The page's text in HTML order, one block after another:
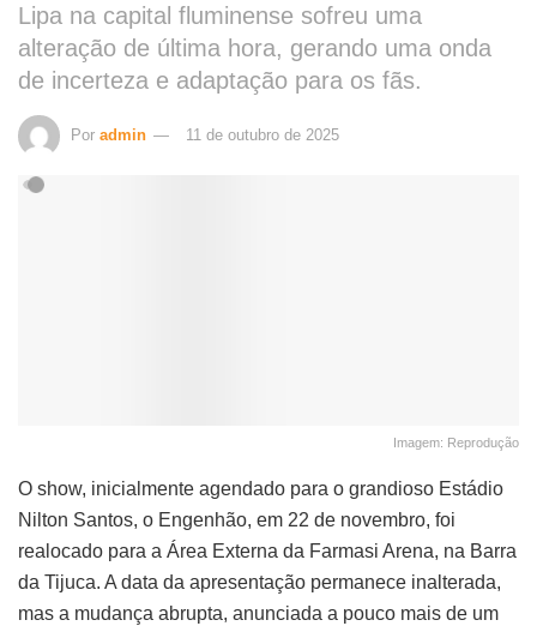
Lipa na capital fluminense sofreu uma
alteração de última hora, gerando uma onda
de incerteza e adaptação para os fãs.
Por admin 11 de outubro de 2025
Imagem: Reprodução
O show, inicialmente agendado para o grandioso Estádio
Nilton Santos, o Engenhão, em 22 de novembro, foi
realocado para a Área Externa da Farmasi Arena, na Barra
da Tijuca. A data da apresentação permanece inalterada,
mas a mudança abrupta, anunciada a pouco mais de um